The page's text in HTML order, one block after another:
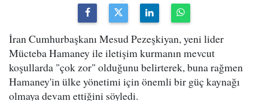
İran Cumhurbaşkanı Mesud Pezeşkiyan, yeni lider
Mücteba Hamaney ile iletişim kurmanın mevcut
koşullarda "çok zor" olduğunu belirterek, buna rağmen
Hamaney'in ülke yönetimi için önemli bir güç kaynağı
olmaya devam ettiğini söyledi.